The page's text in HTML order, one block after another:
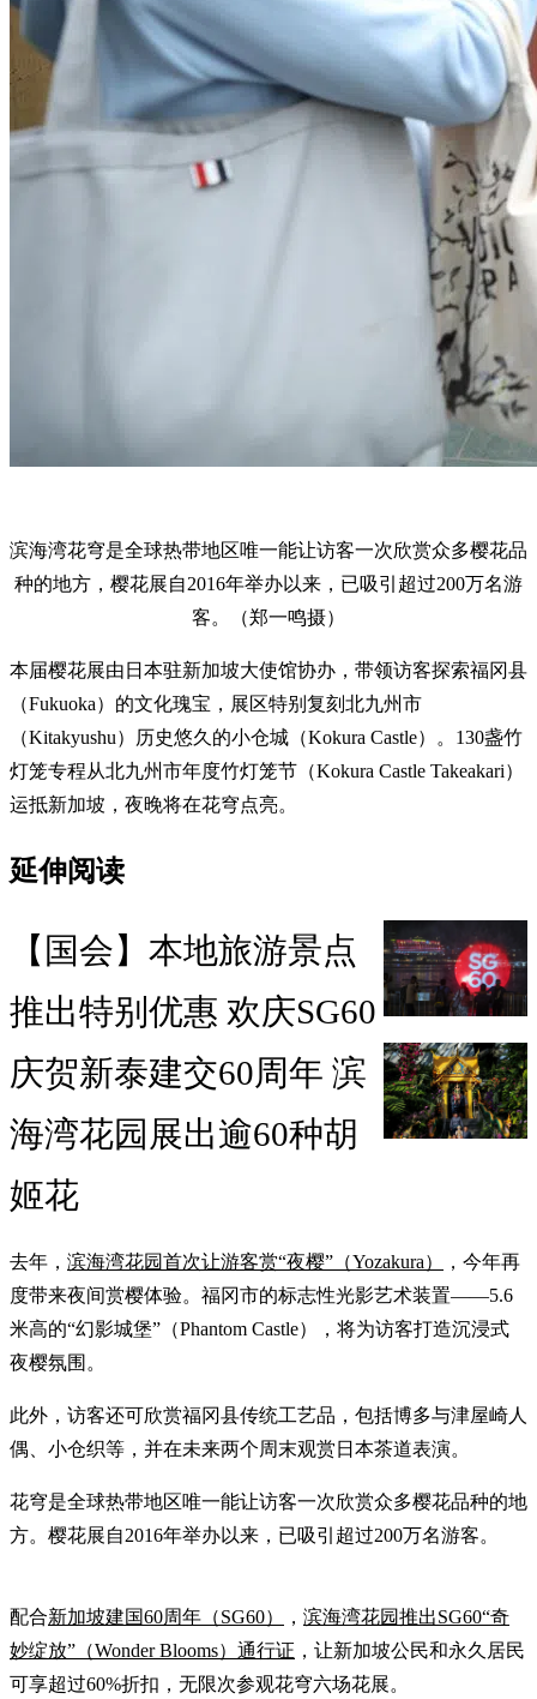
滨海湾花穹是全球热带地区唯一能让访客一次欣赏众多樱花品
种的地方，樱花展自2016年举办以来，已吸引超过200万名游
客。（郑一鸣摄）
本届樱花展由日本驻新加坡大使馆协办，带领访客探索福冈县
（Fukuoka）的文化瑰宝，展区特别复刻北九州市
（Kitakyushu）历史悠久的小仓城（Kokura Castle）。130盏竹
灯笼专程从北九州市年度竹灯笼节（Kokura Castle Takeakari）
运抵新加坡，夜晚将在花穹点亮。
延伸阅读
【国会】本地旅游景点
推出特别优惠 欢庆SG60
庆贺新泰建交60周年 滨
海湾花园展出逾60种胡
姬花
去年， 滨海湾花园首次让游客赏“夜樱”（Yozakura）
，今年再
度带来夜间赏樱体验。福冈市的标志性光影艺术装置——5.6
米高的“幻影城堡”（Phantom Castle），将为访客打造沉浸式
夜樱氛围。
此外，访客还可欣赏福冈县传统工艺品，包括博多与津屋崎人
偶、小仓织等，并在未来两个周末观赏日本茶道表演。
花穹是全球热带地区唯一能让访客一次欣赏众多樱花品种的地
方。樱花展自2016年举办以来，已吸引超过200万名游客。
配合新加坡建国60周年（SG60） ， 滨海湾花园推出SG60“奇
妙绽放”（Wonder Blooms）通行证 ，让新加坡公民和永久居民
可享超过60%折扣，无限次参观花穹六场花展。